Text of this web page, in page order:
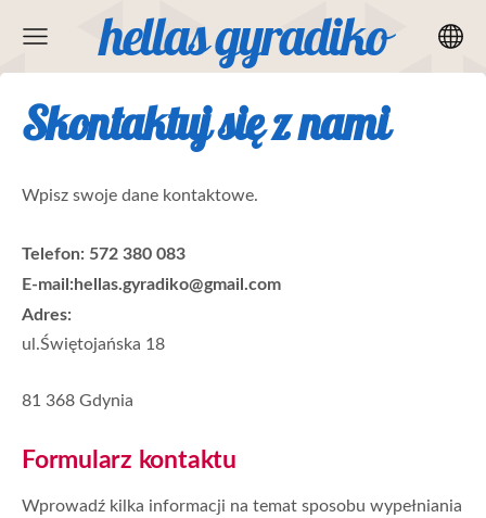
hellas gyradiko
Skontaktuj się z nami
Wpisz swoje dane kontaktowe.
Telefon: 572 380 083
E-mail:hellas.gyradiko@gmail.com
Adres:
ul.Świętojańska 18
81 368 Gdynia
Formularz kontaktu
Wprowadź kilka informacji na temat sposobu wypełniania